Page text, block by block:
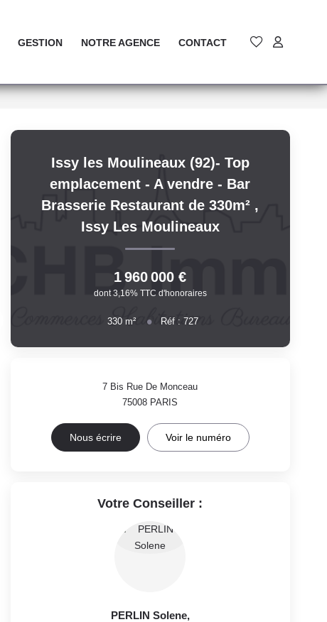
GESTION NOTRE AGENCE CONTACT
Issy les Moulineaux (92)- Top
emplacement - A vendre - Bar
Brasserie Restaurant de 330m² ,
Issy Les Moulineaux
1 960 000 €
dont 3,16% TTC d'honoraires
330m² Réf :727
7 Bis Rue De Monceau
75008 PARIS
Nous écrire Voir le numéro
Votre Conseiller :
PERLIN Solene,